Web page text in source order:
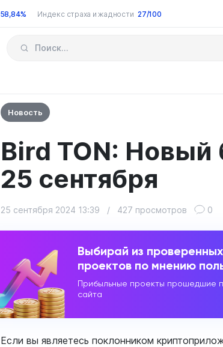
58,84% Индекс страха и жадности 27/100
Новость
Bird TON: Новый
25 сентября
25 сентября 2024 13:39 / 427 просмотров 0
Выбирай из
проектов по мнению
Прибыльные проекты прошедшие
сайта
Если вы являетесь поклонником